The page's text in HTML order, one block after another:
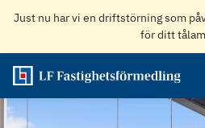
Just nu har vi en driftstörning som
för ditt